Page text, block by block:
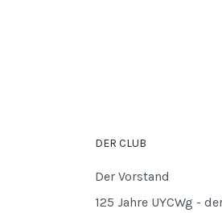
DER CLUB
Der Vorstand
125 Jahre UYCWg -